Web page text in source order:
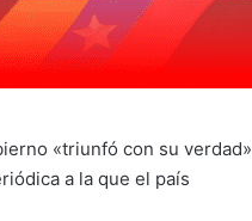
«triunfó con su verdad»
a la que el país